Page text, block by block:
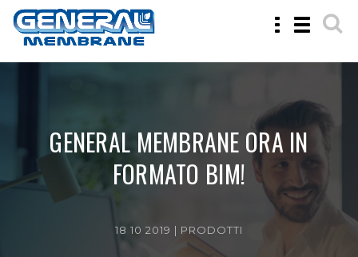
ToggleToggle
GENERAL MEMBRANE ORA IN
FORMATO BIM!
18 10 2019 | PRODOTTI